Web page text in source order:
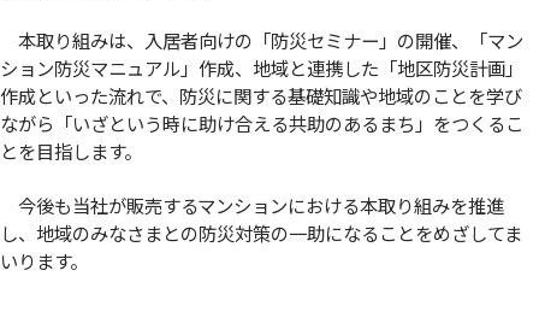
本取り組みは、入居者向けの「防災セミナー」の開催、「マン
ション防災マニュアル」作成、地域と連携した「地区防災計画」
作成といった流れで、防災に関する基礎知識や地域のことを学び
ながら「いざという時に助け合える共助のあるまち」をつくるこ
とを目指します。
今後も当社が販売するマンションにおける本取り組みを推進
し、地域のみなさまとの防災対策の一助になることをめざしてま
いります。